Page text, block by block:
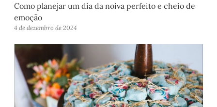
Como planejar um dia da noiva perfeito e cheio de
emoção
4 de dezembro de 2024